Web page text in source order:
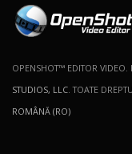
OPENSHOT™ EDITOR
STUDIOS, LLC . TOATE
ROMÂNĂ (RO)